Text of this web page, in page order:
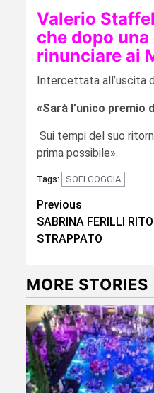
Valerio
che dopo
rinunciare ai
Intercettata all’uscita
«Sarà l’unico premio
Sui tempi del suo
prima possibile».
Tags: SOFI GOGGIA
Continue
Reading
Previous
SABRINA FERILLI
STRAPPATO
MORE STORIES